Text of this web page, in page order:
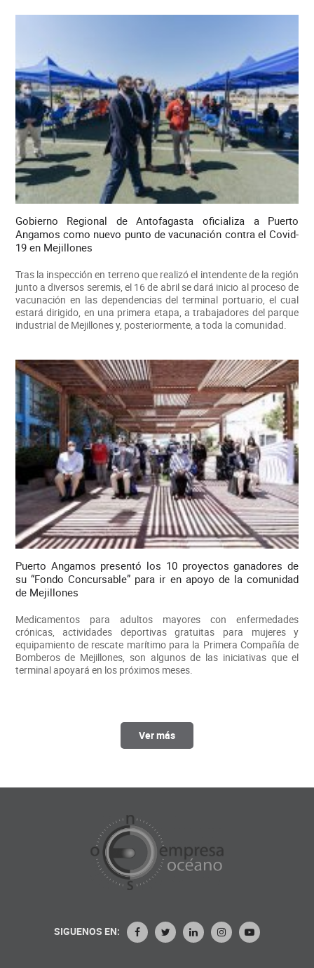
Gobierno Regional de Antofagasta oficializa a Puerto
Angamos como nuevo punto de vacunación contra el Covid-
19 en Mejillones
Tras la inspección en terreno que realizó el intendente de la región
junto a diversos seremis, el 16 de abril se dará inicio al proceso de
vacunación en las dependencias del terminal portuario, el cual
estará dirigido, en una primera etapa, a trabajadores del parque
industrial de Mejillones y, posteriormente, a toda la comunidad.
Puerto Angamos presentó los 10 proyectos ganadores de
su “Fondo Concursable” para ir en apoyo de la comunidad
de Mejillones
Medicamentos para adultos mayores con enfermedades
crónicas, actividades deportivas gratuitas para mujeres y
equipamiento de rescate marítimo para la Primera Compañía de
Bomberos de Mejillones, son algunos de las iniciativas que el
terminal apoyará en los próximos meses.
Ver más
SIGUENOS EN: